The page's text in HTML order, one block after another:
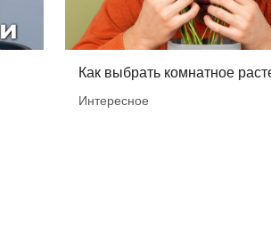
Как выбрать комнатное
Интересное